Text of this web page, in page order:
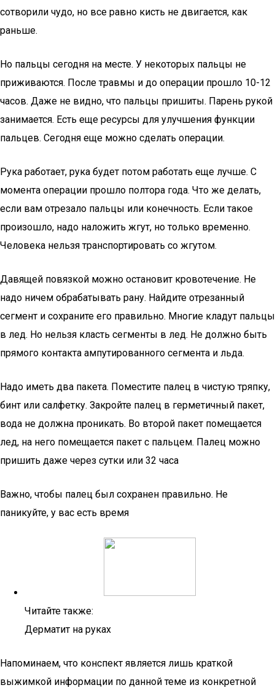
сотворили чудо, но все равно кисть не двигается, как
раньше.
Но пальцы сегодня на месте. У некоторых пальцы не
приживаются. После травмы и до операции прошло 10-12
часов. Даже не видно, что пальцы пришиты. Парень рукой
занимается. Есть еще ресурсы для улучшения функции
пальцев. Сегодня еще можно сделать операции.
Рука работает, рука будет потом работать еще лучше. С
момента операции прошло полтора года. Что же делать,
если вам отрезало пальцы или конечность. Если такое
произошло, надо наложить жгут, но только временно.
Человека нельзя транспортировать со жгутом.
Давящей повязкой можно остановит кровотечение. Не
надо ничем обрабатывать рану. Найдите отрезанный
сегмент и сохраните его правильно. Многие кладут пальцы
в лед. Но нельзя класть сегменты в лед. Не должно быть
прямого контакта ампутированного сегмента и льда.
Надо иметь два пакета. Поместите палец в чистую тряпку,
бинт или салфетку. Закройте палец в герметичный пакет,
вода не должна проникать. Во второй пакет помещается
лед, на него помещается пакет с пальцем. Палец можно
пришить даже через сутки или 32 часа
Важно, чтобы палец был сохранен правильно. Не
паникуйте, у вас есть время
Читайте также:
Дерматит на руках
Напоминаем, что конспект является лишь краткой
выжимкой информации по данной теме из конкретной